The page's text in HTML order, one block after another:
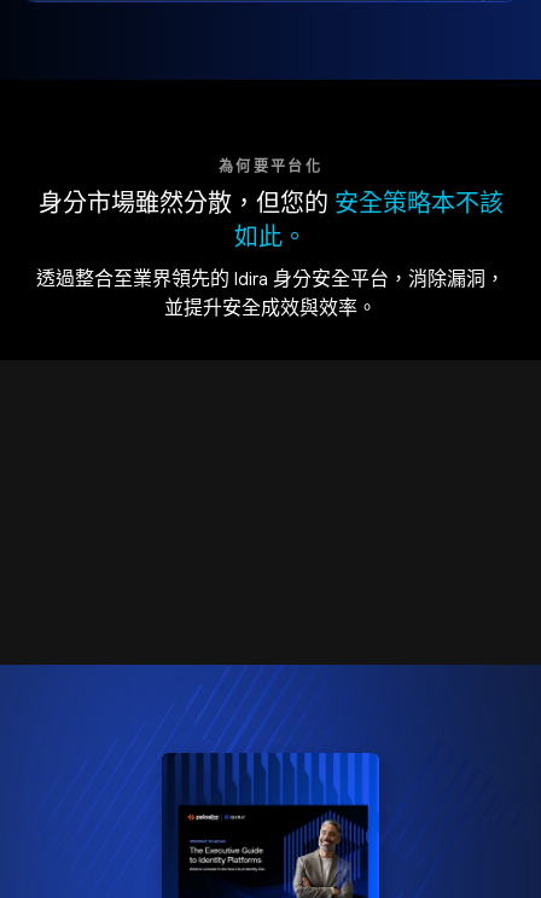
為何要平台化
身分市場雖然分散，但您的 安全策略本不該
如此。
透過整合至業界領先的 Idira 身分安全平台，消除漏洞，
並提升安全成效與效率。